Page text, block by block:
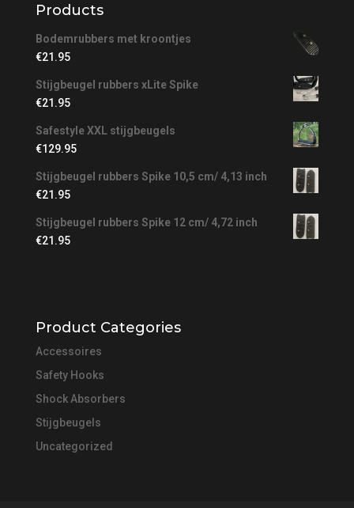
Products
Bodemrubbers met kroontjes
€21.95
Stijgbeugel rubbers xLite Spike
€21.95
Safestyle XXL stijgbeugels
€129.95
Stijgbeugel rubbers Spike 10,5 cm/ 4,13 inch
€21.95
Stijgbeugel rubbers Spike 12 cm/ 4,72 inch
€21.95
Product Categories
Accessoires
Safety Hooks
Shock Absorbers
Stijgbeugels
Uncategorized